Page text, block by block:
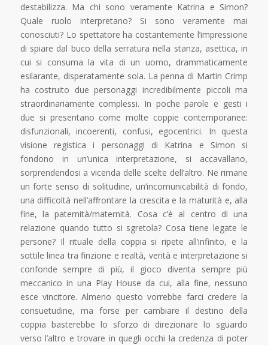
destabilizza. Ma chi sono veramente Katrina e Simon?
Quale ruolo interpretano? Si sono veramente mai
conosciuti? Lo spettatore ha costantemente l’impressione
di spiare dal buco della serratura nella stanza, asettica, in
cui si consuma la vita di un uomo, drammaticamente
esilarante, disperatamente sola. La penna di Martin Crimp
ha costruito due personaggi incredibilmente piccoli ma
straordinariamente complessi. In poche parole e gesti i
due si presentano come molte coppie contemporanee:
disfunzionali, incoerenti, confusi, egocentrici. In questa
visione registica i personaggi di Katrina e Simon si
fondono in un’unica interpretazione, si accavallano,
sorprendendosi a vicenda delle scelte dell’altro. Ne rimane
un forte senso di solitudine, un’incomunicabilità di fondo,
una difficoltà nell’affrontare la crescita e la maturità e, alla
fine, la paternità/maternità. Cosa c’è al centro di una
relazione quando tutto si sgretola? Cosa tiene legate le
persone? Il rituale della coppia si ripete all’infinito, e la
sottile linea tra finzione e realtà, verità e interpretazione si
confonde sempre di più, il gioco diventa sempre più
meccanico in una Play House da cui, alla fine, nessuno
esce vincitore. Almeno questo vorrebbe farci credere la
consuetudine, ma forse per cambiare il destino della
coppia basterebbe lo sforzo di direzionare lo sguardo
verso l’altro e trovare in quegli occhi la credenza di poter